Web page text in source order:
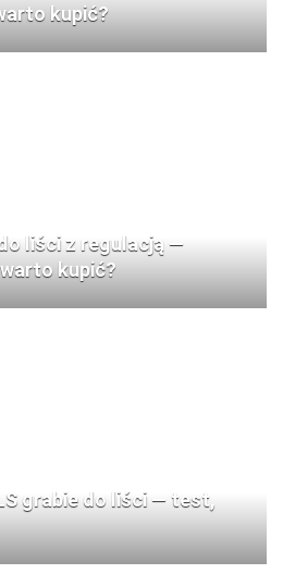
kupić?
liści z regulacją —
kupić?
grabie do liści — test,